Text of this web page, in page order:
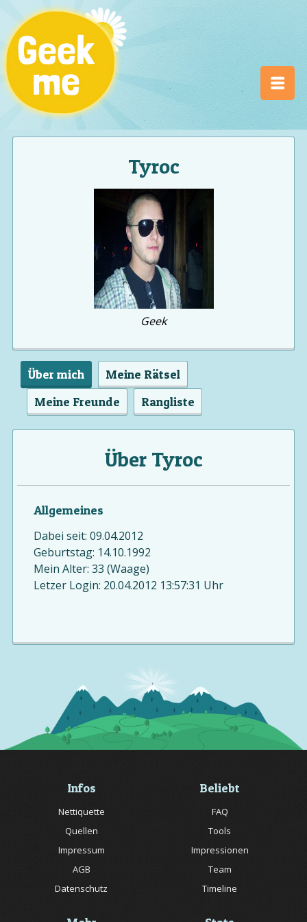
Tyroc
Geek
Über mich
Meine Rätsel
Meine Freunde
Rangliste
Über Tyroc
Allgemeines
Dabei seit: 09.04.2012
Geburtstag: 14.10.1992
Mein Alter: 33 (Waage)
Letzer Login: 20.04.2012 13:57:31 Uhr
Infos
Nettiquette
Quellen
Impressum
AGB
Datenschutz
Beliebt
FAQ
Tools
Impressionen
Team
Timeline